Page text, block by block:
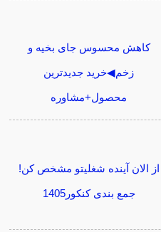
کاهش محسوس جای بخیه و
زخم◀خرید جدیدترین
محصول+مشاوره
از الان آینده شغلیتو مشخص کن!
جمع بندی کنکور1405